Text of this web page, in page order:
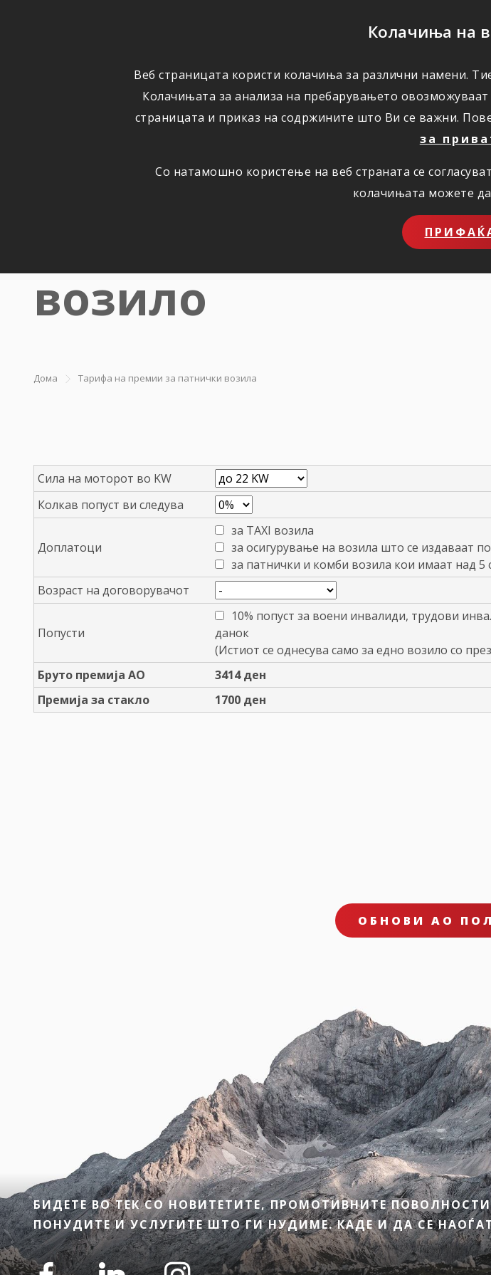
Колачиња на
Веб страницата користи колачиња за различни намени.
Колачињата за анализа на пребарувањето
страницата и приказ на содржините што Ви се важни.
за
Со натамошно користење на веб страната се
колачињата можете
ОСИГУРУВАЊЕ ШТЕТИ ПОВОЛНОСТИ КОРИСНО
Пресметајте
возило
Дома Тарифа на премии за патнички возила
Сила на моторот во KW
Колкав попуст ви следува
Доплатоци
за TAXI возила
за осигурување на возила што се издаваат
за патнички и комби возила кои имаат над
Возраст на договорувачот
Попусти
10% попуст за воени инвалиди, трудови
данок
(Истиот се однесува само за едно возило со
Бруто премија АО
3414ден
Премија за стакло
1700 ден
ОБНОВИ АО
БИДЕТЕ ВО ТЕК СО НОВИТЕТИТЕ, ПРОМОТИВНИТЕ
ПОНУДИТЕ И УСЛУГИТЕ ШТО ГИ НУДИМЕ. КАДЕ И ДА СЕ